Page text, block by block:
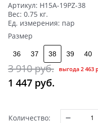
Артикул: H15A-19PZ-38
Вес: 0.75 кг.
Ед. измерения: пар
Размер
36 37 38 39 40
3 910 руб.
1 447 руб.
выгода 2 463
Количество: